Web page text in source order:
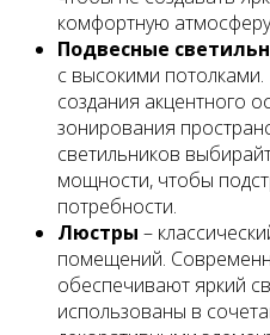
комфортную
Подвесные
с высокими
создания акцентного
зонирования
светильников
мощности, чтобы
потребности.
Люстры –
помещений.
обеспечивают яркий
использованы в